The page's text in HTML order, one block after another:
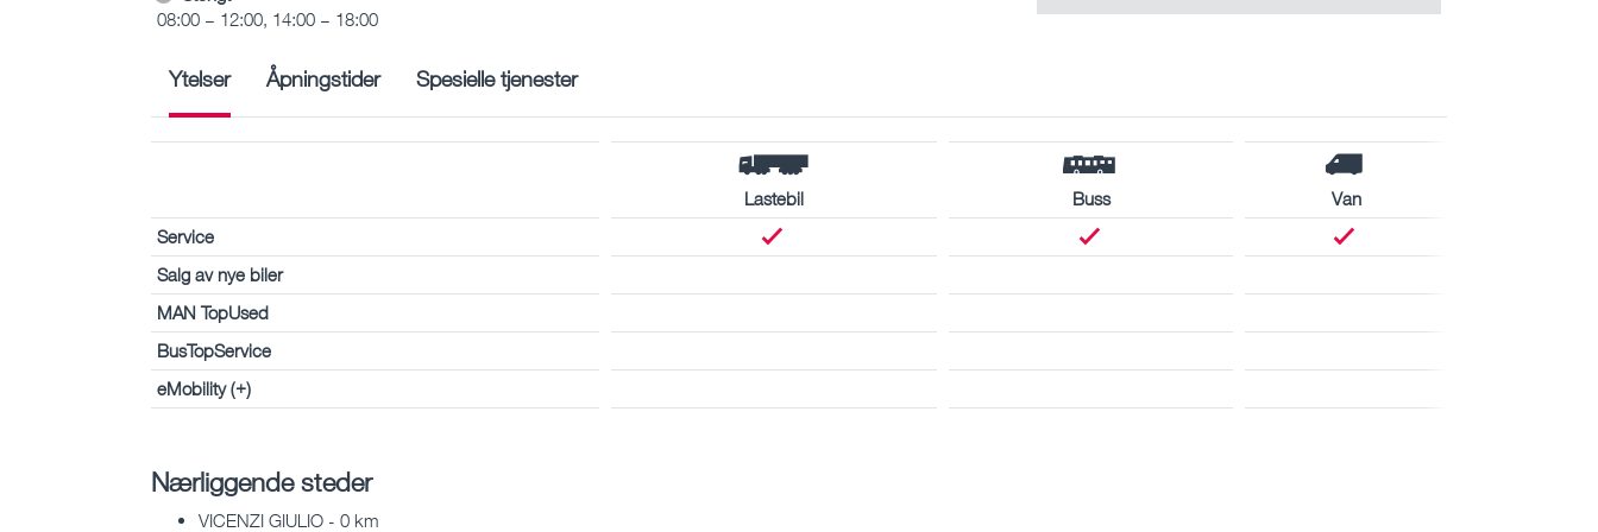
08:00 – 12:00, 14:00 – 18:00
Ytelser Åpningstider Spesielle tjenester
Lastebil Buss
Van
Service
Salg av nye biler
MAN TopUsed
BusTopService
eMobility (+)
Nærliggende steder
VICENZI GIULIO - 0 km